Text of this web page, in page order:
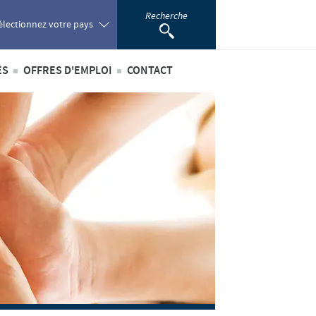
votre pays
Portugal
Africa
Spain
Recherche
internationales
au sein du Benelux
OFFRES D'EMPLOI
Offres d'emploi internationales
Offres d'emploi au sein du Benelux
CONTACT